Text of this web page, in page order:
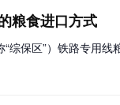
粮食进口方式
保区”）铁路专用线